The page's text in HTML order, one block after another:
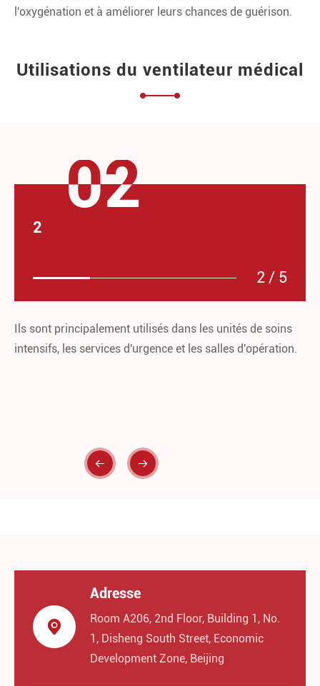
l'oxygénation et à améliorer leurs chances de guérison.
Utilisations du ventilateur médical
02
2
2 / 5
Ils sont principalement utilisés dans les unités de soins
intensifs, les services d'urgence et les salles d'opération.
 

Adresse
Room A206, 2nd Floor, Building 1, No.
1, Disheng South Street, Economic
Development Zone, Beijing